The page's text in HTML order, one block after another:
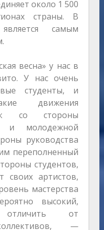
около 1 500
страны. В
самым
весна» у нас в
У нас очень
студенты, и
движения
со стороны
и молодежной
руководства
переполненный
студентов,
своих артистов,
мастерства
высокий,
от
—